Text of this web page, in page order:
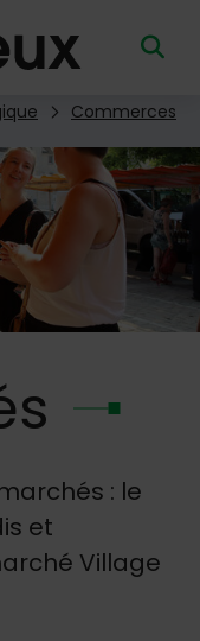
à l'accueil
Commerces
: le
et
Village